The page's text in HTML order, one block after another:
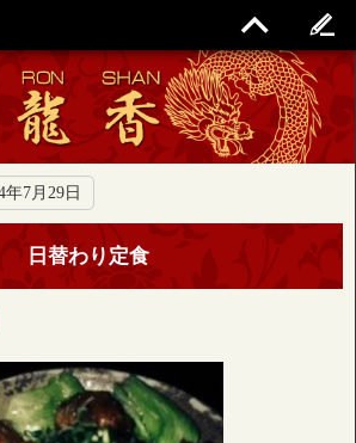
年7月29日
日替わり定食